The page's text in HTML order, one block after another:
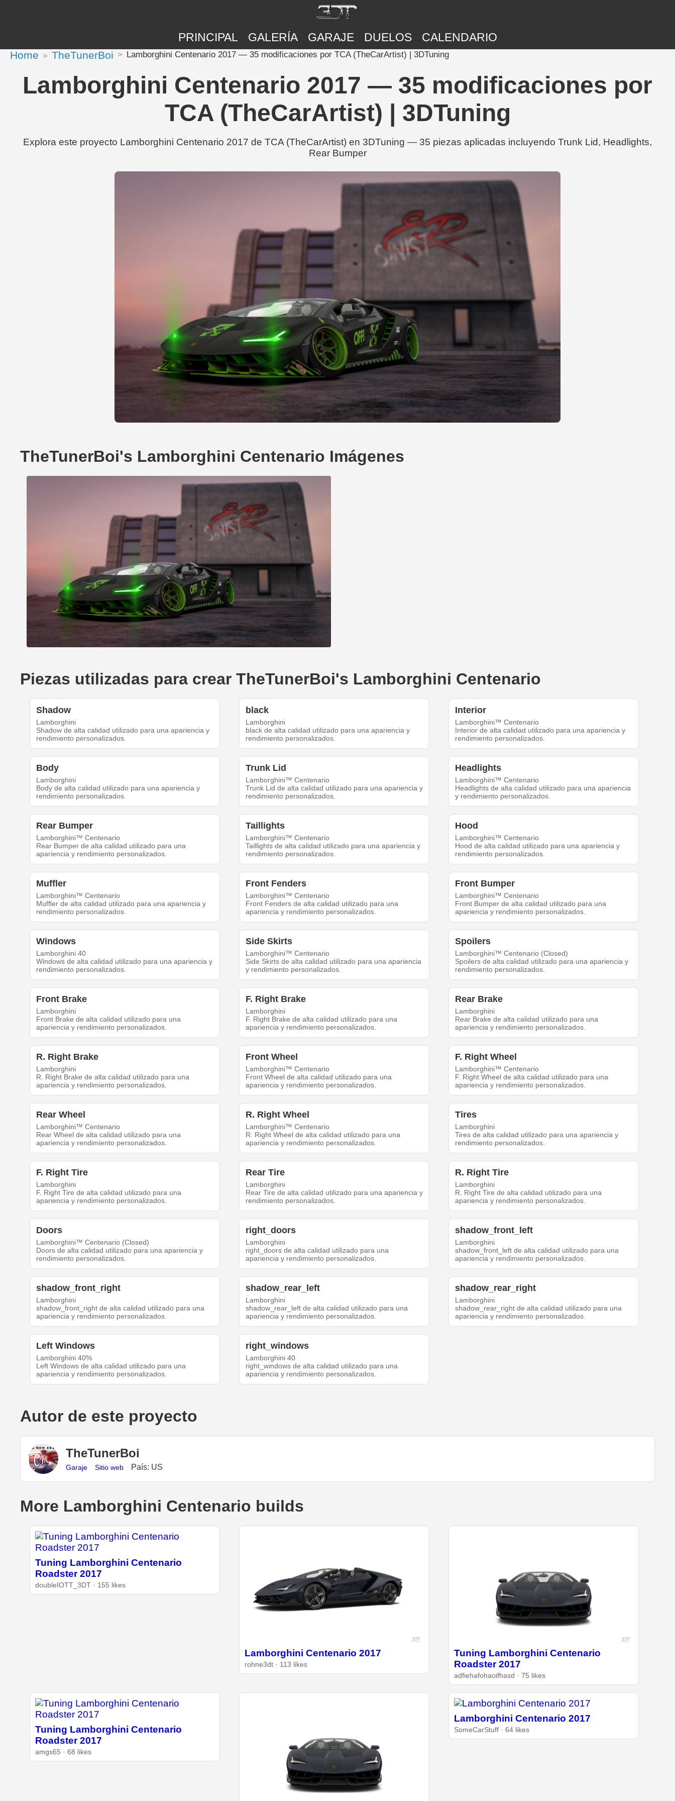
PRINCIPAL GALERÍA GARAJE DUELOS CALENDARIO
Home TheTunerBoi Lamborghini Centenario 2017 — 35 modificaciones por TCA (TheCarArtist) | 3DTuning
Lamborghini Centenario 2017 — 35 modificaciones por
TCA (TheCarArtist) | 3DTuning
Explora este proyecto Lamborghini Centenario 2017 de TCA (TheCarArtist) en 3DTuning — 35 piezas aplicadas incluyendo Trunk Lid, Headlights,
Rear Bumper
TheTunerBoi's Lamborghini Centenario Imágenes
Piezas utilizadas para crear TheTunerBoi's Lamborghini Centenario
Shadow
Lamborghini
Shadow de alta calidad utilizado para una apariencia y
rendimiento personalizados.
black
Lamborghini
black de alta calidad utilizado para una apariencia y
rendimiento personalizados.
Interior
Lamborghini™ Centenario
Interior de alta calidad utilizado para una apariencia y
rendimiento personalizados.
Body
Lamborghini
Body de alta calidad utilizado para una apariencia y
rendimiento personalizados.
Trunk Lid
Lamborghini™ Centenario
Trunk Lid de alta calidad utilizado para una apariencia y
rendimiento personalizados.
Headlights
Lamborghini™ Centenario
Headlights de alta calidad utilizado para una apariencia
y rendimiento personalizados.
Rear Bumper
Lamborghini™ Centenario
Rear Bumper de alta calidad utilizado para una
apariencia y rendimiento personalizados.
Taillights
Lamborghini™ Centenario
Taillights de alta calidad utilizado para una apariencia y
rendimiento personalizados.
Hood
Lamborghini™ Centenario
Hood de alta calidad utilizado para una apariencia y
rendimiento personalizados.
Muffler
Lamborghini™ Centenario
Muffler de alta calidad utilizado para una apariencia y
rendimiento personalizados.
Front Fenders
Lamborghini™ Centenario
Front Fenders de alta calidad utilizado para una
apariencia y rendimiento personalizados.
Front Bumper
Lamborghini™ Centenario
Front Bumper de alta calidad utilizado para una
apariencia y rendimiento personalizados.
Windows
Lamborghini 40
Windows de alta calidad utilizado para una apariencia y
rendimiento personalizados.
Side Skirts
Lamborghini™ Centenario
Side Skirts de alta calidad utilizado para una apariencia
y rendimiento personalizados.
Spoilers
Lamborghini™ Centenario (Closed)
Spoilers de alta calidad utilizado para una apariencia y
rendimiento personalizados.
Front Brake
Lamborghini
Front Brake de alta calidad utilizado para una
apariencia y rendimiento personalizados.
F. Right Brake
Lamborghini
F. Right Brake de alta calidad utilizado para una
apariencia y rendimiento personalizados.
Rear Brake
Lamborghini
Rear Brake de alta calidad utilizado para una
apariencia y rendimiento personalizados.
R. Right Brake
Lamborghini
R. Right Brake de alta calidad utilizado para una
apariencia y rendimiento personalizados.
Front Wheel
Lamborghini™ Centenario
Front Wheel de alta calidad utilizado para una
apariencia y rendimiento personalizados.
F. Right Wheel
Lamborghini™ Centenario
F. Right Wheel de alta calidad utilizado para una
apariencia y rendimiento personalizados.
Rear Wheel
Lamborghini™ Centenario
Rear Wheel de alta calidad utilizado para una
apariencia y rendimiento personalizados.
R. Right Wheel
Lamborghini™ Centenario
R. Right Wheel de alta calidad utilizado para una
apariencia y rendimiento personalizados.
Tires
Lamborghini
Tires de alta calidad utilizado para una apariencia y
rendimiento personalizados.
F. Right Tire
Lamborghini
F. Right Tire de alta calidad utilizado para una
apariencia y rendimiento personalizados.
Rear Tire
Lamborghini
Rear Tire de alta calidad utilizado para una apariencia y
rendimiento personalizados.
R. Right Tire
Lamborghini
R. Right Tire de alta calidad utilizado para una
apariencia y rendimiento personalizados.
Doors
Lamborghini™ Centenario (Closed)
Doors de alta calidad utilizado para una apariencia y
rendimiento personalizados.
right_doors
Lamborghini
right_doors de alta calidad utilizado para una
apariencia y rendimiento personalizados.
shadow_front_left
Lamborghini
shadow_front_left de alta calidad utilizado para una
apariencia y rendimiento personalizados.
shadow_front_right
Lamborghini
shadow_front_right de alta calidad utilizado para una
apariencia y rendimiento personalizados.
shadow_rear_left
Lamborghini
shadow_rear_left de alta calidad utilizado para una
apariencia y rendimiento personalizados.
shadow_rear_right
Lamborghini
shadow_rear_right de alta calidad utilizado para una
apariencia y rendimiento personalizados.
Left Windows
Lamborghini 40%
Left Windows de alta calidad utilizado para una
apariencia y rendimiento personalizados.
right_windows
Lamborghini 40
right_windows de alta calidad utilizado para una
apariencia y rendimiento personalizados.
Autor de este proyecto
TheTunerBoi
Garaje Sitio web País: US
More Lamborghini Centenario builds
Tuning Lamborghini Centenario
Roadster 2017
doubleIOTT_3DT · 155 likes
Lamborghini Centenario 2017
rohne3dt · 113 likes
Tuning Lamborghini Centenario
Roadster 2017
adfiehafohaoifhasd · 75 likes
Tuning Lamborghini Centenario
Roadster 2017
amgs65 · 68 likes
Lamborghini Centenario 2017
SomeCarStuff · 64 likes